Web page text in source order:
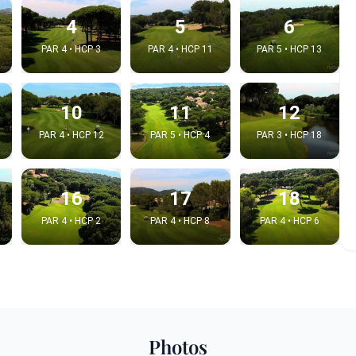
4
PAR 4 • HCP 3
5
PAR 4 • HCP 11
6
PAR 5 • HCP 13
10
PAR 4 • HCP 12
11
PAR 5 • HCP 4
12
PAR 3 • HCP 18
16
PAR 4 • HCP 2
17
PAR 4 • HCP 8
18
PAR 4 • HCP 6
Photos
video